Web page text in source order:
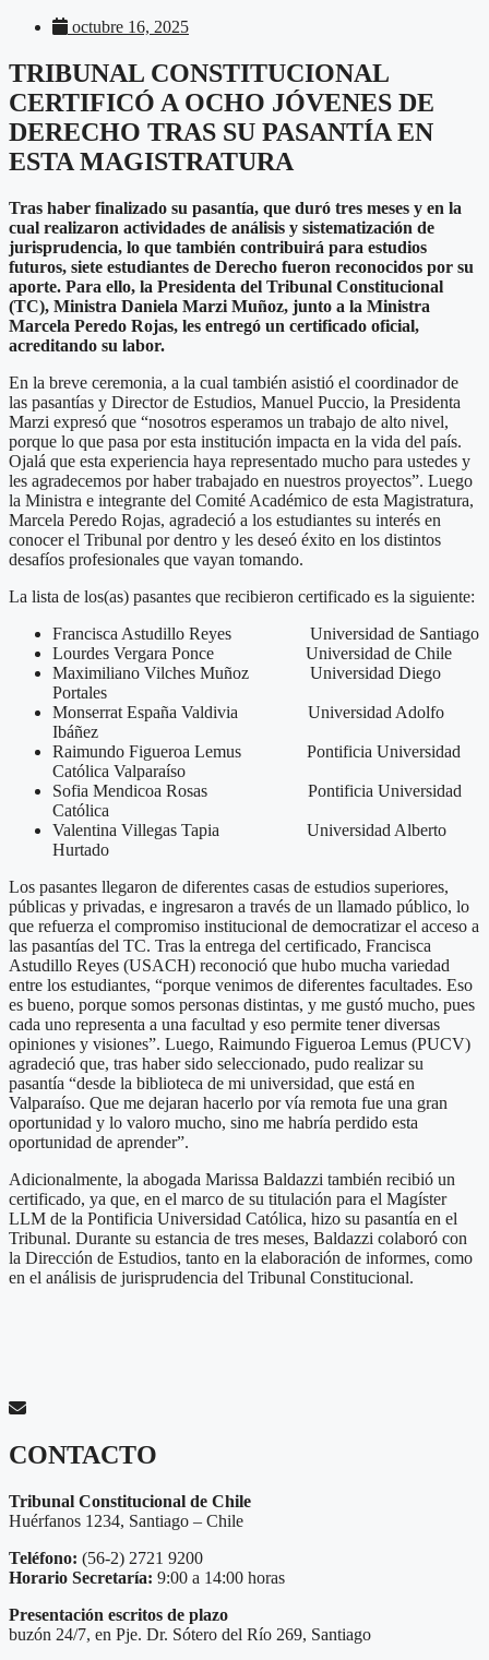
octubre 16, 2025
TRIBUNAL CONSTITUCIONAL
CERTIFICÓ A OCHO JÓVENES DE
DERECHO TRAS SU PASANTÍA EN
ESTA MAGISTRATURA
Tras haber finalizado su pasantía, que duró tres meses y en la
cual realizaron actividades de análisis y sistematización de
jurisprudencia, lo que también contribuirá para estudios
futuros, siete estudiantes de Derecho fueron reconocidos por su
aporte. Para ello, la Presidenta del Tribunal Constitucional
(TC), Ministra Daniela Marzi Muñoz, junto a la Ministra
Marcela Peredo Rojas, les entregó un certificado oficial,
acreditando su labor.
En la breve ceremonia, a la cual también asistió el coordinador de
las pasantías y Director de Estudios, Manuel Puccio, la Presidenta
Marzi expresó que “nosotros esperamos un trabajo de alto nivel,
porque lo que pasa por esta institución impacta en la vida del país.
Ojalá que esta experiencia haya representado mucho para ustedes y
les agradecemos por haber trabajado en nuestros proyectos”. Luego
la Ministra e integrante del Comité Académico de esta Magistratura,
Marcela Peredo Rojas, agradeció a los estudiantes su interés en
conocer el Tribunal por dentro y les deseó éxito en los distintos
desafíos profesionales que vayan tomando.
La lista de los(as) pasantes que recibieron certificado es la siguiente:
Francisca Astudillo Reyes Universidad de Santiago
Lourdes Vergara Ponce Universidad de Chile
Maximiliano Vilches Muñoz Universidad Diego
Portales
Monserrat España Valdivia Universidad Adolfo
Ibáñez
Raimundo Figueroa Lemus Pontificia Universidad
Católica Valparaíso
Sofia Mendicoa Rosas Pontificia Universidad
Católica
Valentina Villegas Tapia Universidad Alberto
Hurtado
Los pasantes llegaron de diferentes casas de estudios superiores,
públicas y privadas, e ingresaron a través de un llamado público, lo
que refuerza el compromiso institucional de democratizar el acceso a
las pasantías del TC. Tras la entrega del certificado, Francisca
Astudillo Reyes (USACH) reconoció que hubo mucha variedad
entre los estudiantes, “porque venimos de diferentes facultades. Eso
es bueno, porque somos personas distintas, y me gustó mucho, pues
cada uno representa a una facultad y eso permite tener diversas
opiniones y visiones”. Luego, Raimundo Figueroa Lemus (PUCV)
agradeció que, tras haber sido seleccionado, pudo realizar su
pasantía “desde la biblioteca de mi universidad, que está en
Valparaíso. Que me dejaran hacerlo por vía remota fue una gran
oportunidad y lo valoro mucho, sino me habría perdido esta
oportunidad de aprender”.
Adicionalmente, la abogada Marissa Baldazzi también recibió un
certificado, ya que, en el marco de su titulación para el Magíster
LLM de la Pontificia Universidad Católica, hizo su pasantía en el
Tribunal. Durante su estancia de tres meses, Baldazzi colaboró con
la Dirección de Estudios, tanto en la elaboración de informes, como
en el análisis de jurisprudencia del Tribunal Constitucional.
CONTACTO
Tribunal Constitucional de Chile
Huérfanos 1234, Santiago – Chile
Teléfono: (56-2) 2721 9200
Horario Secretaría: 9:00 a 14:00 horas
Presentación escritos de plazo
buzón 24/7, en Pje. Dr. Sótero del Río 269, Santiago